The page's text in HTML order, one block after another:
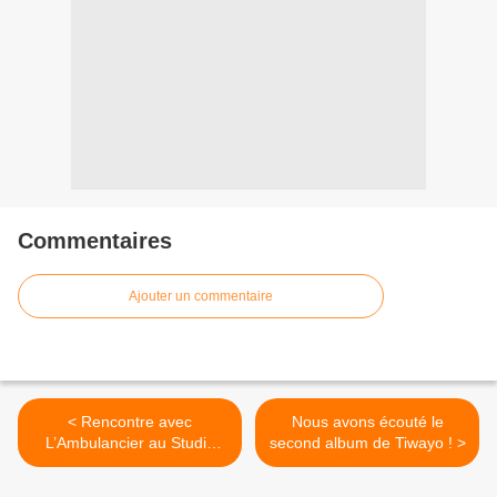
Commentaires
Ajouter un commentaire
< Rencontre avec
L’Ambulancier au Studio
Luna Rossa afin de vous
Nous avons écouté le
second album de Tiwayo ! >